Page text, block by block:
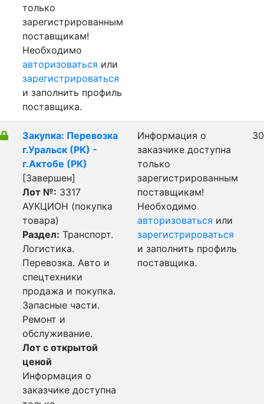
только
зарегистрированным
поставщикам!
Необходимо
авторизоваться или
зарегистрироваться
и заполнить профиль
поставщика.
Закупка: Перевозка
г.Уральск (РК) -
г.Актобе (РК)
[Завершен]
Лот №: 3317
АУКЦИОН (покупка
товара)
Раздел: Транспорт.
Логистика.
Перевозка. Авто и
спецтехники
продажа и покупка.
Запасные части.
Ремонт и
обслуживание.
Лот с открытой
ценой
Информация о
заказчике доступна
Информация о
заказчике доступна
только
зарегистрированным
поставщикам!
Необходимо
авторизоваться или
зарегистрироваться
и заполнить профиль
поставщика.